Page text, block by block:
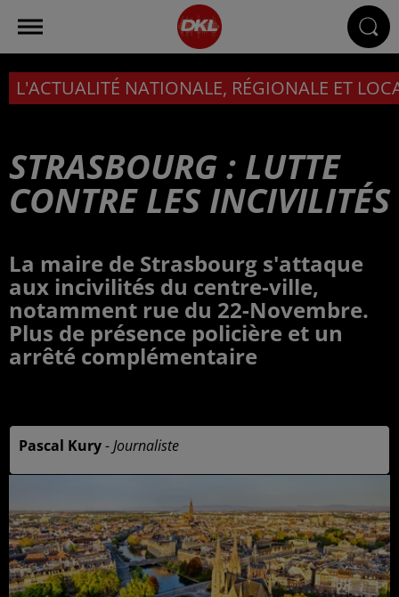
L'ACTUALITÉ NATIONALE, RÉGIONALE ET
STRASBOURG : LUTTE
CONTRE LES INCIVILITÉS
La maire de Strasbourg s'attaque
aux incivilités du centre-ville,
notamment rue du 22-Novembre.
Plus de présence policière et un
arrêté complémentaire
Pascal Kury-Journaliste